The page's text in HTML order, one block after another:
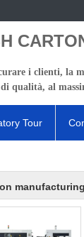
i clienti, la
qualità, al
Tour